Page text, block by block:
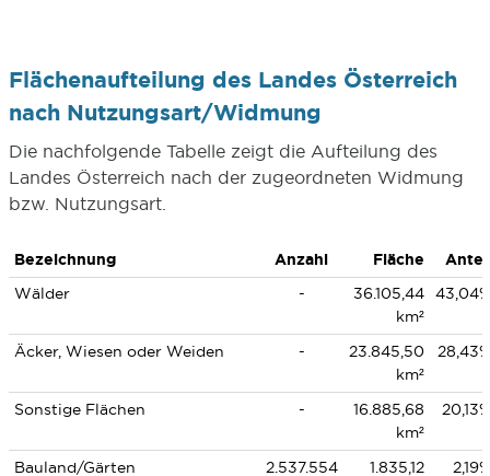
Flächenaufteilung des Landes Österreich
nach Nutzungsart/Widmung
Die nachfolgende Tabelle zeigt die Aufteilung des
Landes Österreich nach der zugeordneten Widmung
bzw. Nutzungsart.
Bezeichnung Anzahl Fläche
Wälder
-
36.105,44
km²
Äcker, Wiesen oder Weiden -
23.845,50
km²
Sonstige Flächen -
16.885,68
km²
Bauland/Gärten 2.537.554 1.835,12